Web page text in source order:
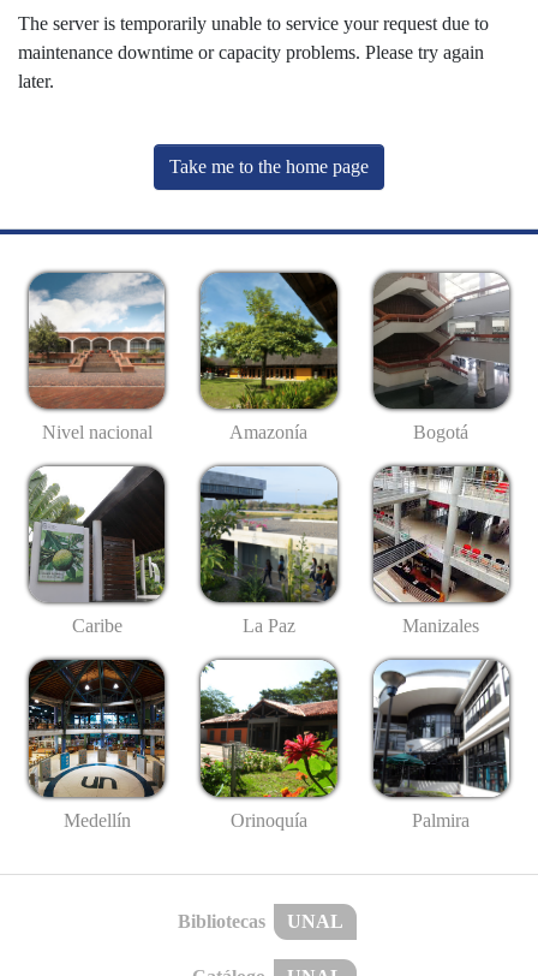
The server is temporarily unable to service your request due to
maintenance downtime or capacity problems. Please try again
later.
Take me to the home page
Nivel nacional Amazonía Bogotá
Caribe La Paz Manizales
Medellín Orinoquía Palmira
Bibliotecas UNAL